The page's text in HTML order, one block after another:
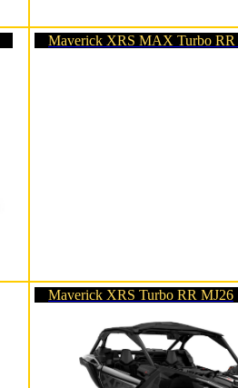
Maverick XRS MAX Turbo RR
Maverick XRS Turbo RR MJ26